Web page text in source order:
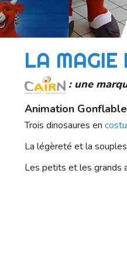
LA MAGIE
: une
Animation Gonflable
Trois dinosaures en
La légèreté et la
Les petits et les grands